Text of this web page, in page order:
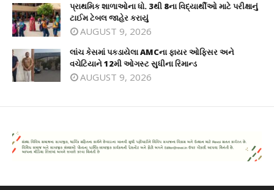
પ્રાથમિક શાળાઓના ધો. 3થી 8ના વિદ્યાર્થીઓ માટે પરીક્ષાનું
ટાઈમ ટેબલ જાહેર કરાયું
AUGUST 9, 2026
લાંચ કેસમાં પકડાયેલા AMCના ફાયર ઓફિસર અને
વચેટિયાને 12મી ઓગસ્ટ સુધીના રિમાન્ડ
AUGUST 9, 2026